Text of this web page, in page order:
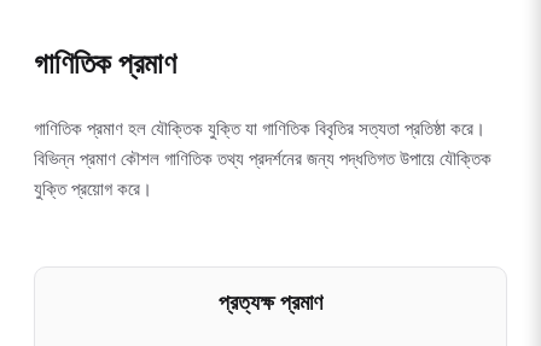
গাণিতিক প্রমাণ
গাণিতিক প্রমাণ হল যৌক্তিক যুক্তি যা গাণিতিক বিবৃতির সত্যতা প্রতিষ্ঠা করে।
বিভিন্ন প্রমাণ কৌশল গাণিতিক তথ্য প্রদর্শনের জন্য পদ্ধতিগত উপায়ে যৌক্তিক
যুক্তি প্রয়োগ করে।
প্রত্যক্ষ প্রমাণ